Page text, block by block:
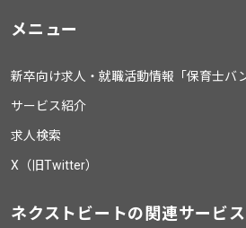
メニュー
新卒向け求人・就職活動情報「保育士バ
サービス紹介
求人検索
X（旧Twitter）
ネクストビートの関連サービス